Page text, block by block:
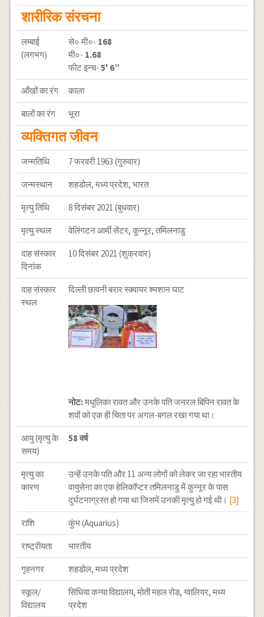
शारीरिक संरचना
लम्बाई
(लगभग)
से० मी०- 168
मी०- 1.68
फीट इन्च- 5' 6”
आँखों का रंग काला
बालों का रंग भूरा
व्यक्तिगत जीवन
जन्मतिथि 7 फरवरी 1963 (गुरुवार)
जन्मस्थान शहडोल, मध्य प्रदेश, भारत
मृत्यु तिथि 8 दिसंबर 2021 (बुधवार)
मृत्यु स्थल वेलिंगटन आर्मी सेंटर, कुन्नूर, तमिलनाडु
दाह संस्कार
दिनांक
10 दिसंबर 2021 (शुक्रवार)
दाह संस्कार
स्थल
दिल्ली छावनी बरार स्क्वायर श्मशान घाट
नोट:मधुलिका रावत और उनके पति जनरल बिपिन रावत के
शवों को एक ही चिता पर अगल-बगल रखा गया था।
आयु (मृत्यु के
समय)
58 वर्ष
मृत्यु का
कारण
उन्हें उनके पति और 11 अन्य लोगों को लेकर जा रहा भारतीय
वायुसेना का एक हेलिकॉप्टर तमिलनाडु में कुन्नूर के पास
दुर्घटनाग्रस्त हो गया था जिसमें उनकी मृत्यु हो गई थी। [3]
राशि कुंभ (Aquarius)
राष्ट्रीयता भारतीय
गृहनगर शहडोल, मध्य प्रदेश
स्कूल/
विद्यालय
सिंधिया कन्या विद्यालय, मोती महल रोड, ग्वालियर, मध्य
प्रदेश